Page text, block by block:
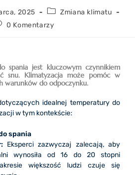
2025
Zmiana klimatu
0 Komentarzy
spania jest kluczowym czynnikiem
snu. Klimatyzacja może pomóc w
warunków do odpoczynku.
idealnej temperatury do
w tym kontekście:
spania
Eksperci zazwyczaj zalecają, aby
wynosiła od 16 do 20 stopni
większość ludzi czuje się